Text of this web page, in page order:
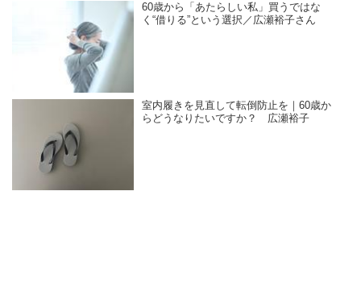
60歳から「あたらしい私」買うではな
く“借りる”という選択／広瀬裕子さん
室内履きを見直して転倒防止を｜60歳か
らどうなりたいですか？ 広瀬裕子